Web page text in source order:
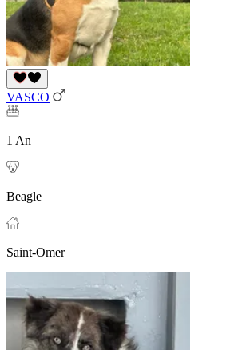
VASCO
1 An
Beagle
Saint-Omer